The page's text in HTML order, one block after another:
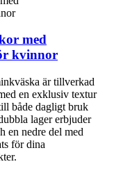
med
kvinnor
är tillverkad
en exklusiv textur
både dagligt bruk
lager erbjuder
en nedre del med
för dina